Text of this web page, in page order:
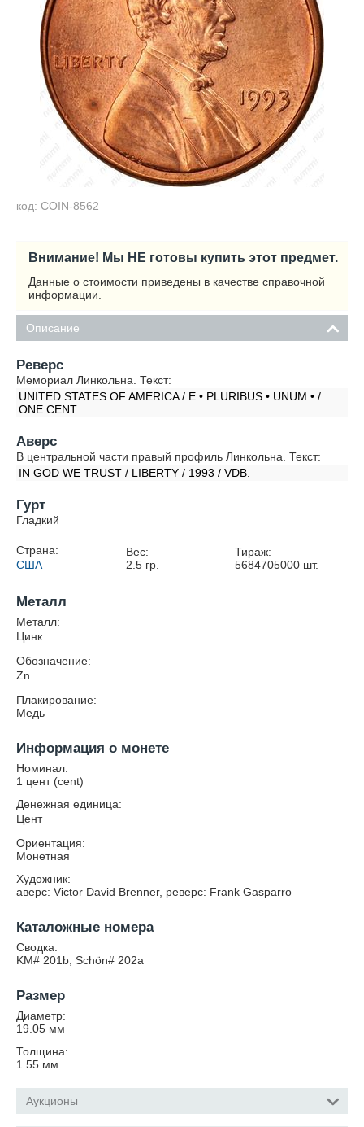
код: COIN-8562
Внимание! Мы НЕ готовы купить этот предмет.
Данные о стоимости приведены в качестве справочной
информации.
Описание
Реверс
Мемориал Линкольна. Текст:
UNITED STATES OF AMERICA / E • PLURIBUS • UNUM • /
ONE CENT.
Аверс
В центральной части правый профиль Линкольна. Текст:
IN GOD WE TRUST / LIBERTY / 1993 / VDB.
Гурт
Гладкий
Страна:
США
Вес:
2.5гр.
Тираж:
5684705000 шт.
Металл
Металл:
Цинк
Обозначение:
Zn
Плакирование:
Медь
Информация о монете
Номинал:
1 цент (cent)
Денежная единица:
Цент
Ориентация:
Монетная
Художник:
аверс: Victor David Brenner, реверс: Frank Gasparro
Каталожные номера
Сводка:
KM# 201b, Schön# 202a
Размер
Диаметр:
19.05 мм
Толщина:
1.55 мм
Аукционы